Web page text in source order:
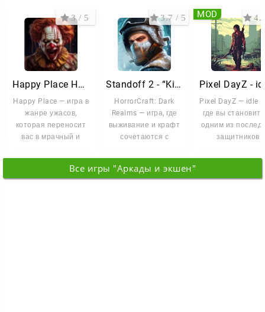
историей, ради которой хочется идти вперёд.
Запускайте игру, берите оружие и пробивайтесь к
своей семье через орды зомби!
Happy Place Horror
Happy Place — игра в
жанре ужасов,
которая переносит
вас в мрачный и
Локации здесь
3 / 5
Standoff 2 - “Kitsune Dreams”
HorrorCraft: Dark
Realms — игра, где
выживание и крафт
сочетаются с
хоррором. Вы
3.7 / 5
Pixel DayZ — idle
где вы
одним из
защитников
захвачен
MOD
Все игры "Аркады и экшен"